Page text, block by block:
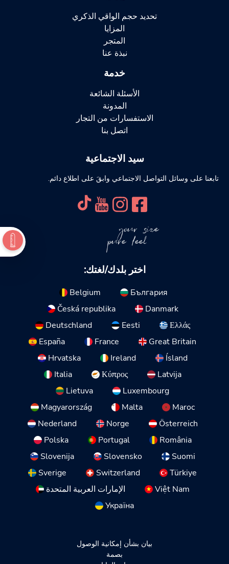
تحديد حجم الواقي الذكري
المزايا
المتجر
نبذة عنا
خدمة
الأسئلة الشائعة
المدونة
الاستفسارات من التجار
اتصل بنا
سيد الاجتماعية
تابعنا على وسائل التواصل الاجتماعي وابقَ على اطلاع دائم.
your size
pure feel
اختر بلدك/لغتك:
Belgium
България
Česká republika
Danmark
Deutschland
Eesti
Ελλάς
España
France
Great Britain
Hrvatska
Ireland
Ísland
Italia
Κύπρος
Latvija
Lietuva
Luxembourg
Magyarország
Malta
Maroc
Nederland
Norge
Österreich
Polska
Portugal
România
Slovenija
Slovensko
Suomi
Sverige
Switzerland
Türkiye
الإمارات العربية المتحدة
Việt Nam
Україна
بيان بشأن إمكانية الوصول
بصمة